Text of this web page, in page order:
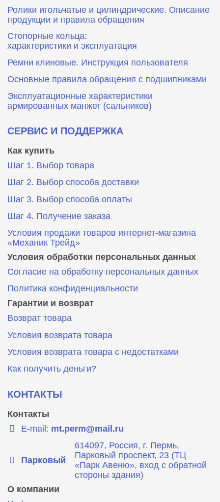
Ролики игольчатые и цилиндрические. Описание
продукции и правила обращения
Стопорные кольца:
характеристики и эксплуатация
Ремни клиновые. Инструкция пользователя
Основные правила обращения с подшипниками
Эксплуатационные характеристики
армированных манжет (сальников)
СЕРВИС И ПОДДЕРЖКА
Как купить
Шаг 1. Выбор товара
Шаг 2. Выбор способа доставки
Шаг 3. Выбор способа оплаты
Шаг 4. Получение заказа
Условия продажи товаров интернет-магазина
«Механик Трейд»
Условия обработки персональных данных
Согласие на обработку персональных данных
Политика конфиденциальности
Гарантии и возврат
Возврат товара
Условия возврата товара
Условия возврата товара с недостатками
Как получить деньги?
КОНТАКТЫ
Контакты
E-mail: mt.perm@mail.ru
Парковый
614097, Россия, г. Пермь,
Парковый проспект, 23 (ТЦ
«Парк Авеню», вход с обратной
стороны здания)
О компании